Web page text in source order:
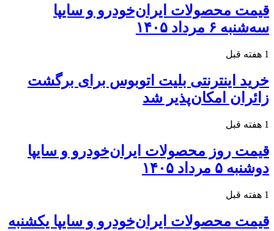
قیمت محصولات ایران‌خودرو و سایپا
سه‌شنبه ۶ مرداد ۱۴۰۵
1 هفته قبل
خرید اینترنتی بلیت اتوبوس برای برگشت
زائران امکان‌پذیر شد
1 هفته قبل
قیمت روز محصولات ایران‌خودرو و سایپا
دوشنبه ۵ مرداد ۱۴۰۵
1 هفته قبل
قیمت محصولات ایران‌خودرو و سایپا یکشنبه